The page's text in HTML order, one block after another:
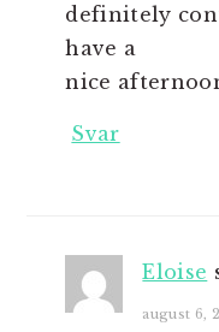
definitely
have a
nice
Svar
Eloise
august 6,